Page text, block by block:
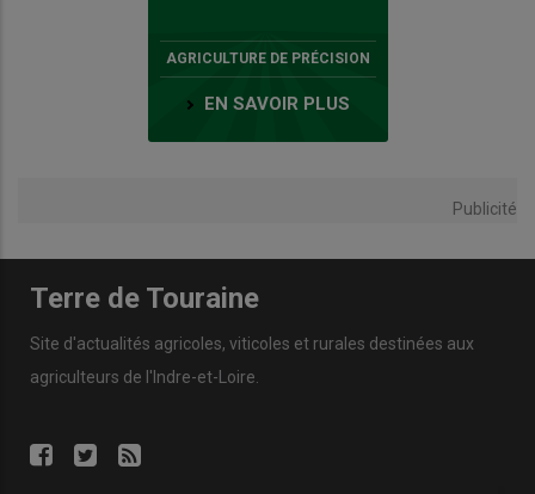
AGRICULTURE DE PRÉCISION
EN SAVOIR PLUS
Publicité
Terre de Touraine
Site d'actualités agricoles, viticoles et rurales destinées aux
agriculteurs de l'Indre-et-Loire.